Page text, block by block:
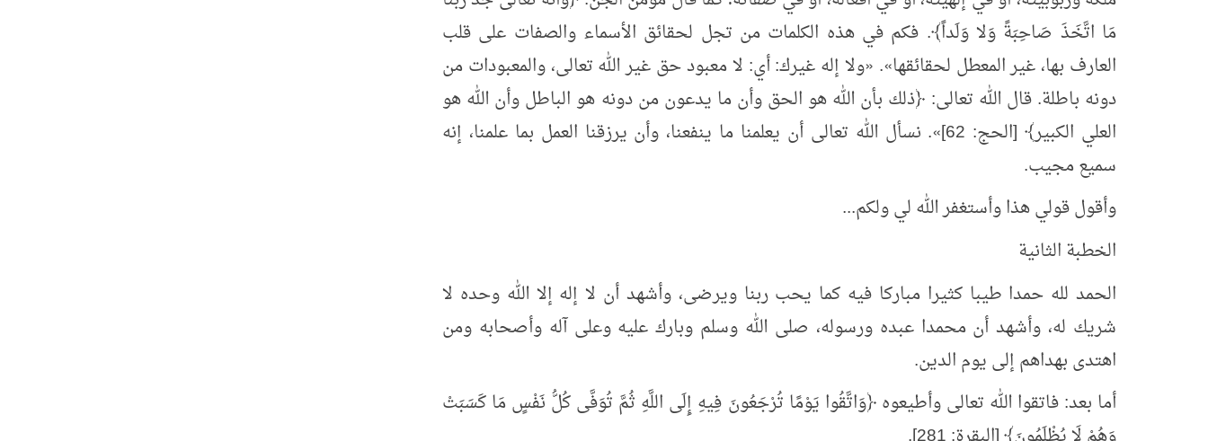
مَا اتَّخَذَ صَاحِبَةً وَلا وَلَداً﴾. فكم في هذه الكلمات من تجل لحقائق الأسماء والصفات على قلب
العارف بها، غير المعطل لحقائقها»
.
«ولا إله غيرك: أي: لا معبود حق غير الله تعالى، والمعبودات من
دونه باطلة. قال الله تعالى: ﴿ذلك بأن الله هو الحق وأن ما يدعون من دونه هو الباطل وأن الله هو
العلي الكبير﴾ [الحج: 62]
». نسأل الله تعالى أن يعلمنا ما ينفعنا، وأن يرزقنا العمل بما علمنا، إنه
سميع مجيب.
وأقول قولي هذا وأستغفر الله لي ولكم...
الخطبة الثانية
الحمد لله حمدا طيبا كثيرا مباركا فيه كما يحب ربنا ويرضى، وأشهد أن لا إله إلا الله وحده لا
شريك له، وأشهد أن محمدا عبده ورسوله، صلى الله وسلم وبارك عليه وعلى آله وأصحابه ومن
اهتدى بهداهم إلى يوم الدين.
أما بعد: فاتقوا الله تعالى وأطيعوه ﴿وَاتَّقُوا يَوْمًا تُرْجَعُونَ فِيهِ إِلَى اللَّهِ ثُمَّ تُوَفَّى كُلُّ نَفْسٍ مَا كَسَبَتْ